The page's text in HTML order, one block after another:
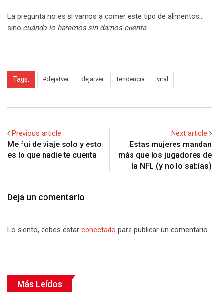
La pregunta no es si vamos a comer este tipo de alimentos…
sino cuándo lo haremos sin darnos cuenta.
Tags: #dejatver dejatver Tendencia viral
Previous article
Me fui de viaje solo y esto
es lo que nadie te cuenta
Next article
Estas mujeres mandan
más que los jugadores de
la NFL (y no lo sabías)
Deja un comentario
Lo siento, debes estar conectado para publicar un comentario.
Más Leídos